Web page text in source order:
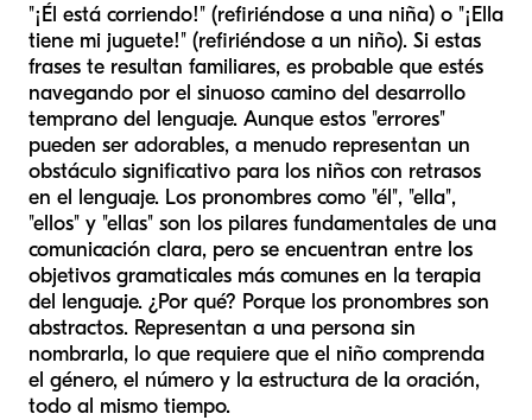
"¡Él está corriendo!" (refiriéndose a una niña) o "¡Ella
tiene mi juguete!" (refiriéndose a un niño). Si estas
frases te resultan familiares, es probable que estés
navegando por el sinuoso camino del desarrollo
temprano del lenguaje. Aunque estos "errores"
pueden ser adorables, a menudo representan un
obstáculo significativo para los niños con retrasos
en el lenguaje. Los pronombres como "él", "ella",
"ellos" y "ellas" son los pilares fundamentales de una
comunicación clara, pero se encuentran entre los
objetivos gramaticales más comunes en la terapia
del lenguaje. ¿Por qué? Porque los pronombres son
abstractos. Representan a una persona sin
nombrarla, lo que requiere que el niño comprenda
el género, el número y la estructura de la oración,
todo al mismo tiempo.